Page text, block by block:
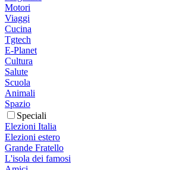
Motori
Viaggi
Cucina
Tgtech
E-Planet
Cultura
Salute
Scuola
Animali
Spazio
Speciali
Elezioni Italia
Elezioni estero
Grande Fratello
L'isola dei famosi